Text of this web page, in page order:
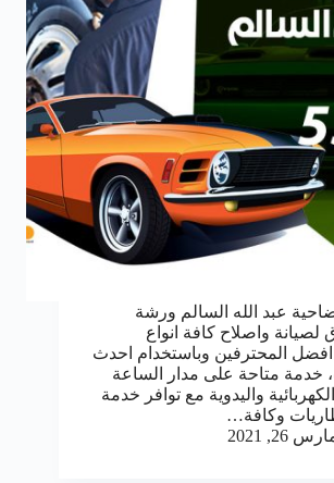
عبد الله السالم ورشة
واصلاح كافة انواع
افضل المحترفين وباستخدام احدث
خدمة متاحة على مدار الساعة
واليدوية مع توافر خدمة
وكافة…
26, 2021